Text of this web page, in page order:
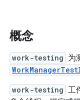
概念
work-testing 为
work-testing 工